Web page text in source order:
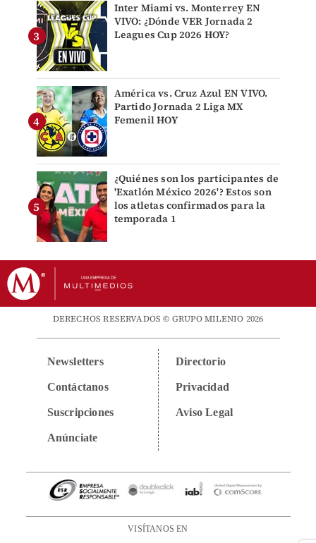
Inter Miami vs. Monterrey EN
VIVO: ¿Dónde VER Jornada 2
Leagues Cup 2026 HOY?
América vs. Cruz Azul EN VIVO.
Partido Jornada 2 Liga MX
Femenil HOY
¿Quiénes son los participantes de
'Exatlón México 2026'? Estos son
los atletas confirmados para la
temporada 1
DERECHOS RESERVADOS © GRUPO MILENIO 2026
Newsletters
Contáctanos
Suscripciones
Anúnciate
Directorio
Privacidad
Aviso Legal
VISÍTANOS EN